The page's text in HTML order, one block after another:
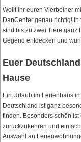
Wollt ihr euren Vierbeiner
DanCenter genau richtig!
sind bis zu zwei Tiere ganz
Gegend entdecken und
Euer
Hause
Ein Urlaub im Ferienhaus
Deutschland ist ganz
finden. Besonders schön
zurückzukehren und
Auswahl an